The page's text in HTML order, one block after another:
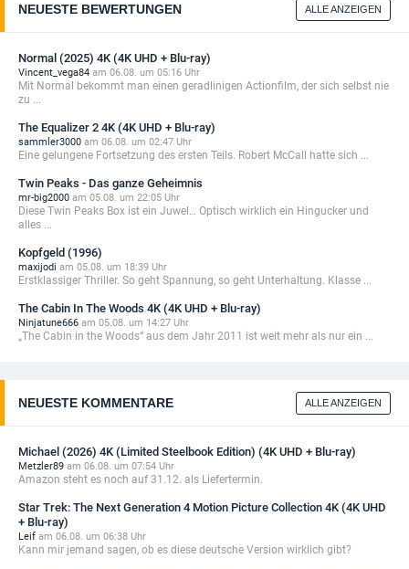
NEUESTE BEWERTUNGEN ALLE ANZEIGEN
Normal (2025) 4K (4K UHD + Blu-ray)
Vincent_vega84 am 06.08. um 05:16 Uhr
Mit Normal bekommt man einen geradlinigen Actionfilm, der sich selbst nie
zu ...
The Equalizer 2 4K (4K UHD + Blu-ray)
sammler3000 am 06.08. um 02:47 Uhr
Eine gelungene Fortsetzung des ersten Teils. Robert McCall hatte sich ...
Twin Peaks - Das ganze Geheimnis
mr-big2000 am 05.08. um 22:05 Uhr
Diese Twin Peaks Box ist ein Juwel… Optisch wirklich ein Hingucker und
alles ...
Kopfgeld (1996)
maxijodi am 05.08. um 18:39 Uhr
Erstklassiger Thriller. So geht Spannung, so geht Unterhaltung. Klasse ...
The Cabin In The Woods 4K (4K UHD + Blu-ray)
Ninjatune666 am 05.08. um 14:27 Uhr
„The Cabin in the Woods“ aus dem Jahr 2011 ist weit mehr als nur ein ...
NEUESTE KOMMENTARE ALLE ANZEIGEN
Michael (2026) 4K (Limited Steelbook Edition) (4K UHD + Blu-ray)
Metzler89 am 06.08. um 07:54 Uhr
Amazon steht es noch auf 31.12. als Liefertermin.
Star Trek: The Next Generation 4 Motion Picture Collection 4K (4K UHD
+ Blu-ray)
Leif am 06.08. um 06:38 Uhr
Kann mir jemand sagen, ob es diese deutsche Version wirklich gibt?